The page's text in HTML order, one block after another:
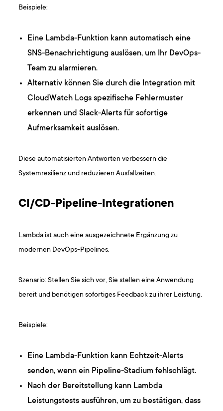
Beispiele:
Eine Lambda-Funktion kann automatisch eine
SNS-Benachrichtigung auslösen, um Ihr DevOps-
Team zu alarmieren.
Alternativ können Sie durch die Integration mit
CloudWatch Logs spezifische Fehlermuster
erkennen und Slack-Alerts für sofortige
Aufmerksamkeit auslösen.
Diese automatisierten Antworten verbessern die
Systemresilienz und reduzieren Ausfallzeiten.
CI/CD-Pipeline-Integrationen
Lambda ist auch eine ausgezeichnete Ergänzung zu
modernen DevOps-Pipelines.
Szenario: Stellen Sie sich vor, Sie stellen eine Anwendung
bereit und benötigen sofortiges Feedback zu ihrer Leistung.
Beispiele:
Eine Lambda-Funktion kann Echtzeit-Alerts
senden, wenn ein Pipeline-Stadium fehlschlägt.
Nach der Bereitstellung kann Lambda
Leistungstests ausführen, um zu bestätigen, dass